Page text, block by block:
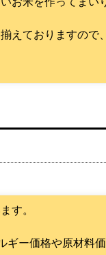
えておりますので
す。
ギー価格や原材料